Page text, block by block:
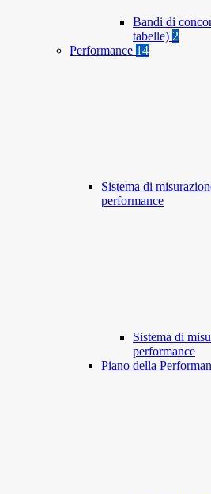
Bandi di
tabelle) 2
Performance 14
Sistema di
performance
Sistema di
performance
Piano della